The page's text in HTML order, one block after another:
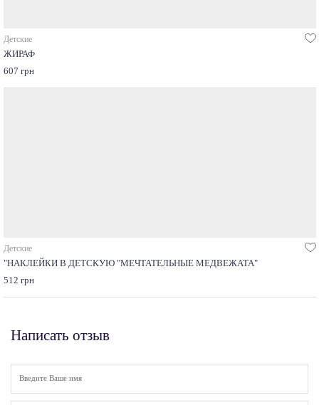
Детские
ЖИРАФ
607 грн
Детские
"НАКЛЕЙКИ В ДЕТСКУЮ "МЕЧТАТЕЛЬНЫЕ МЕДВЕЖАТА"
512 грн
Написать отзыв